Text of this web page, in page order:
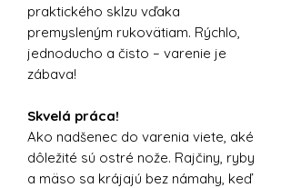
praktického sklzu vďaka
premysleným rukovätiam. Rýchlo,
jednoducho a čisto – varenie je
zábava!
Skvelá práca!
Ako nadšenec do varenia viete, aké
dôležité sú ostré nože. Rajčiny, ryby
a mäso sa krájajú bez námahy, keď